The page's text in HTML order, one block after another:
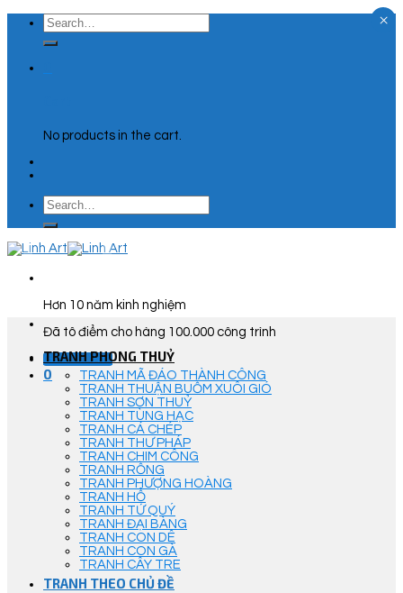
Skip
content
Search
for:
No products in the cart.
Search
for:
Hơn 10 năm kinh nghiệm
Đã tô điểm cho hàng 100.000 công trình
Góc Tư Vấn
0
TRANH PHONG THUỶ
TRANH MÃ ĐÁO THÀNH CÔNG
TRANH THUẬN BUỒM XUÔI GIÓ
TRANH SƠN THUỶ
TRANH TÙNG HẠC
TRANH CÁ CHÉP
TRANH THƯ PHÁP
TRANH CHIM CÔNG
TRANH RỒNG
TRANH PHƯỢNG HOÀNG
TRANH HỔ
TRANH TỨ QUÝ
TRANH ĐẠI BÀNG
TRANH CON DÊ
TRANH CON GÀ
TRANH CÂY TRE
TRANH THEO CHỦ ĐỀ
×